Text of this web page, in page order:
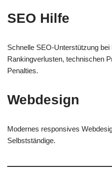
SEO Hilfe
Schnelle SEO-Unterstützung bei
Rankingverlusten, technischen
Penalties.
Webdesign
Modernes responsives
Selbstständige.